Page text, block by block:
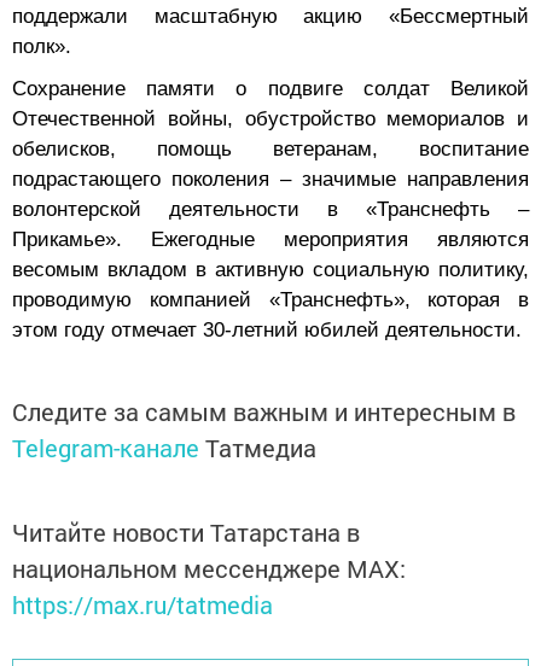
поддержали масштабную акцию «Бессмертный
полк».
Сохранение памяти о подвиге солдат Великой
Отечественной войны, обустройство мемориалов и
обелисков, помощь ветеранам, воспитание
подрастающего поколения – значимые направления
волонтерской деятельности в «Транснефть –
Прикамье». Ежегодные мероприятия являются
весомым вкладом в активную социальную политику,
проводимую компанией «Транснефть», которая в
этом году отмечает 30-летний юбилей деятельности.
Следите за самым важным и интересным в
Telegram-канале Татмедиа
Читайте новости Татарстана в
национальном мессенджере MАХ:
https://max.ru/tatmedia